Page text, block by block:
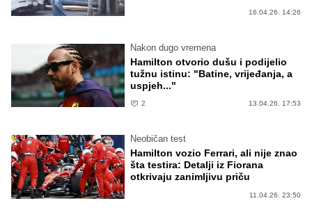
16.04.26. 14:26
Nakon dugo vremena
Hamilton otvorio dušu i podijelio
tužnu istinu: "Batine, vrijeđanja, a
uspjeh..."
2 13.04.26. 17:53
Neobičan test
Hamilton vozio Ferrari, ali nije znao
šta testira: Detalji iz Fiorana
otkrivaju zanimljivu priču
11.04.26. 23:50